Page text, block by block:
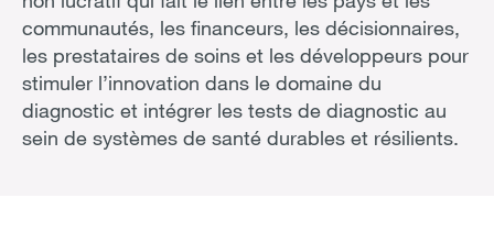
communautés, les financeurs, les décisionnaires,
les prestataires de soins et les développeurs pour
stimuler l’innovation dans le domaine du
diagnostic et intégrer les tests de diagnostic au
sein de systèmes de santé durables et résilients.